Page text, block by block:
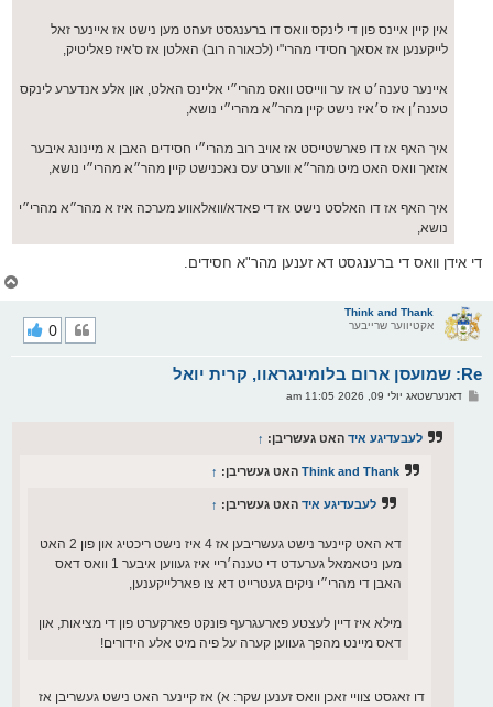
אין קיין איינס פון די לינקס וואס דו ברענגסט זעהט מען נישט אז איינער זאל
לייקענען אז אסאך חסידי מהרי"י (לכאורה רוב) האלטן אז ס'איז פאליטיק,
איינער טענה׳ט אז ער ווייסט וואס מהרי״י אליינס האלט, און אלע אנדערע לינקס
טענה׳ן אז ס׳איז נישט קיין מהר״א מהרי״י נושא,
איך האף אז דו פארשטייסט אז אויב רוב מהרי״י חסידים האבן א מיינונג איבער
אזאך וואס האט מיט מהר״א ווערט עס נאכנישט קיין מהר״א מהרי״י נושא,
איך האף אז דו האלסט נישט אז די פאדא/וואלאווע מערכה איז א מהר״א מהרי״י
נושא,
די אידן וואס די ברענגסט דא זענען מהר"א חסידים.
Think and Thank
אקטיווער שרייבער
Re: שמועסן ארום בלומינגראוו, קרית יואל
0
פדאנערשטאג יולי 09, 2026 11:05 am
לעבעדיגע איד האט געשריבן: ↑
Think and Thank האט געשריבן: ↑
לעבעדיגע איד האט געשריבן: ↑
דא האט קיינער נישט געשריבען אז 4 איז נישט ריכטיג און פון 2 האט
מען ניטאמאל גערעדט די טענה׳ריי איז געווען איבער 1 וואס דאס
האבן די מהרי״י ניקים געטרייט דא צו פארלייקענען,
מילא איז דיין לעצטע פארעגרעף פונקט פארקערט פון די מציאות, און
דאס מיינט מהפך געווען קערה על פיה מיט אלע הידורים!
דו זאגסט צוויי זאכן וואס זענען שקר: א) אז קיינער האט נישט געשריבן אז